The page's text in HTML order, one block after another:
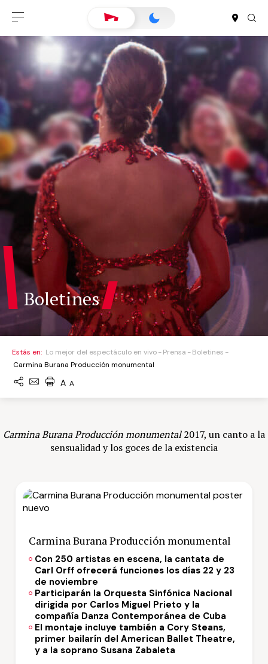
Boletines
Estás en: Lo mejor del espectáculo en vivo Prensa
Boletines
Carmina Burana Producción monumental
A A
Carmina Burana Producción monumental2017, un canto a la
sensualidad y los goces de la existencia
Carmina Burana Producción monumental
Con 250 artistas en escena, la cantata de
Carl Orff ofrecerá funciones los días 22 y 23
de noviembre
Participarán la Orquesta Sinfónica Nacional
dirigida por Carlos Miguel Prieto y la
compañía Danza Contemporánea de Cuba
El montaje incluye también a Cory Steans,
primer bailarín del American Ballet Theatre,
y a la soprano Susana Zabaleta